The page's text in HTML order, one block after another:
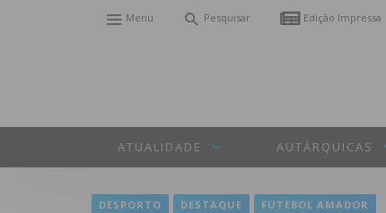
Menu Pesquisar Edição Impressa
ATUALIDADE AUTÁRQUICAS
DESPORTO DESTAQUE FUTEBOL AMADOR